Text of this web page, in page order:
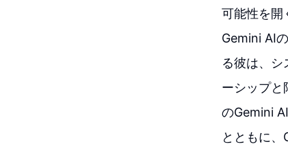
可能性を開
Gemini AI
る彼は、
ーシップと
のGemini
とともに